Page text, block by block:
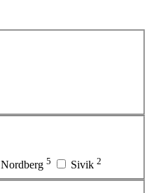
Nordberg 5 Sivik 2